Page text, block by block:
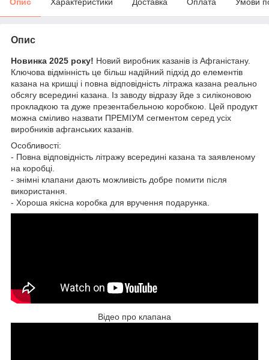
Опис
Новинка 2025 року! Новий виробник казанів із Афганістану.
Ключова відмінність це більш надійний підхід до елементів
казана на кришці і повна відповідність літража казана реально
обсягу всередині казана. Із заводу відразу йде з силіконовою
прокладкою та дуже презентабельною коробкою. Цей продукт
можна сміливо назвати ПРЕМІУМ сегментом серед усіх
виробників афганських казанів.
Особливості:
- Повна відповідність літражу всередині казана та заявленому
на коробці.
- знімні клапани дають можливість добре помити після
використання.
- Хороша якісна коробка для вручення подарунка.
Відео про клапана